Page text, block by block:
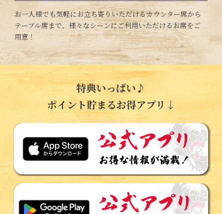
お一人様でも気軽にお立ち寄りいただけるカウンター席から
テーブル席まで、様々なシーンにご利用いただけるお席をご
用意！
特典いっぱい♪
ポイント貯まるお得アプリ↓